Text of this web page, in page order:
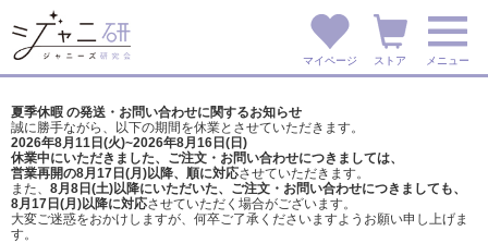
マイページ ストア メニュー
夏季休暇 の発送・お問い合わせに関するお知らせ
誠に勝手ながら、以下の期間を休業とさせていただきます。
2026年8月11日(火)~2026年8月16日(日)
休業中にいただきました、ご注文・お問い合わせにつきましては、
営業再開の8月17日(月)以降、順に対応させていただきます。
また、 8月8日(土)以降にいただいた、ご注文・ お問い合わせにつきましても、
8月17日(月)以降に対応させていただく場合がございます。
大変ご迷惑をおかけしますが、 何卒ご了承くださいますようお願い申し上げま
す。